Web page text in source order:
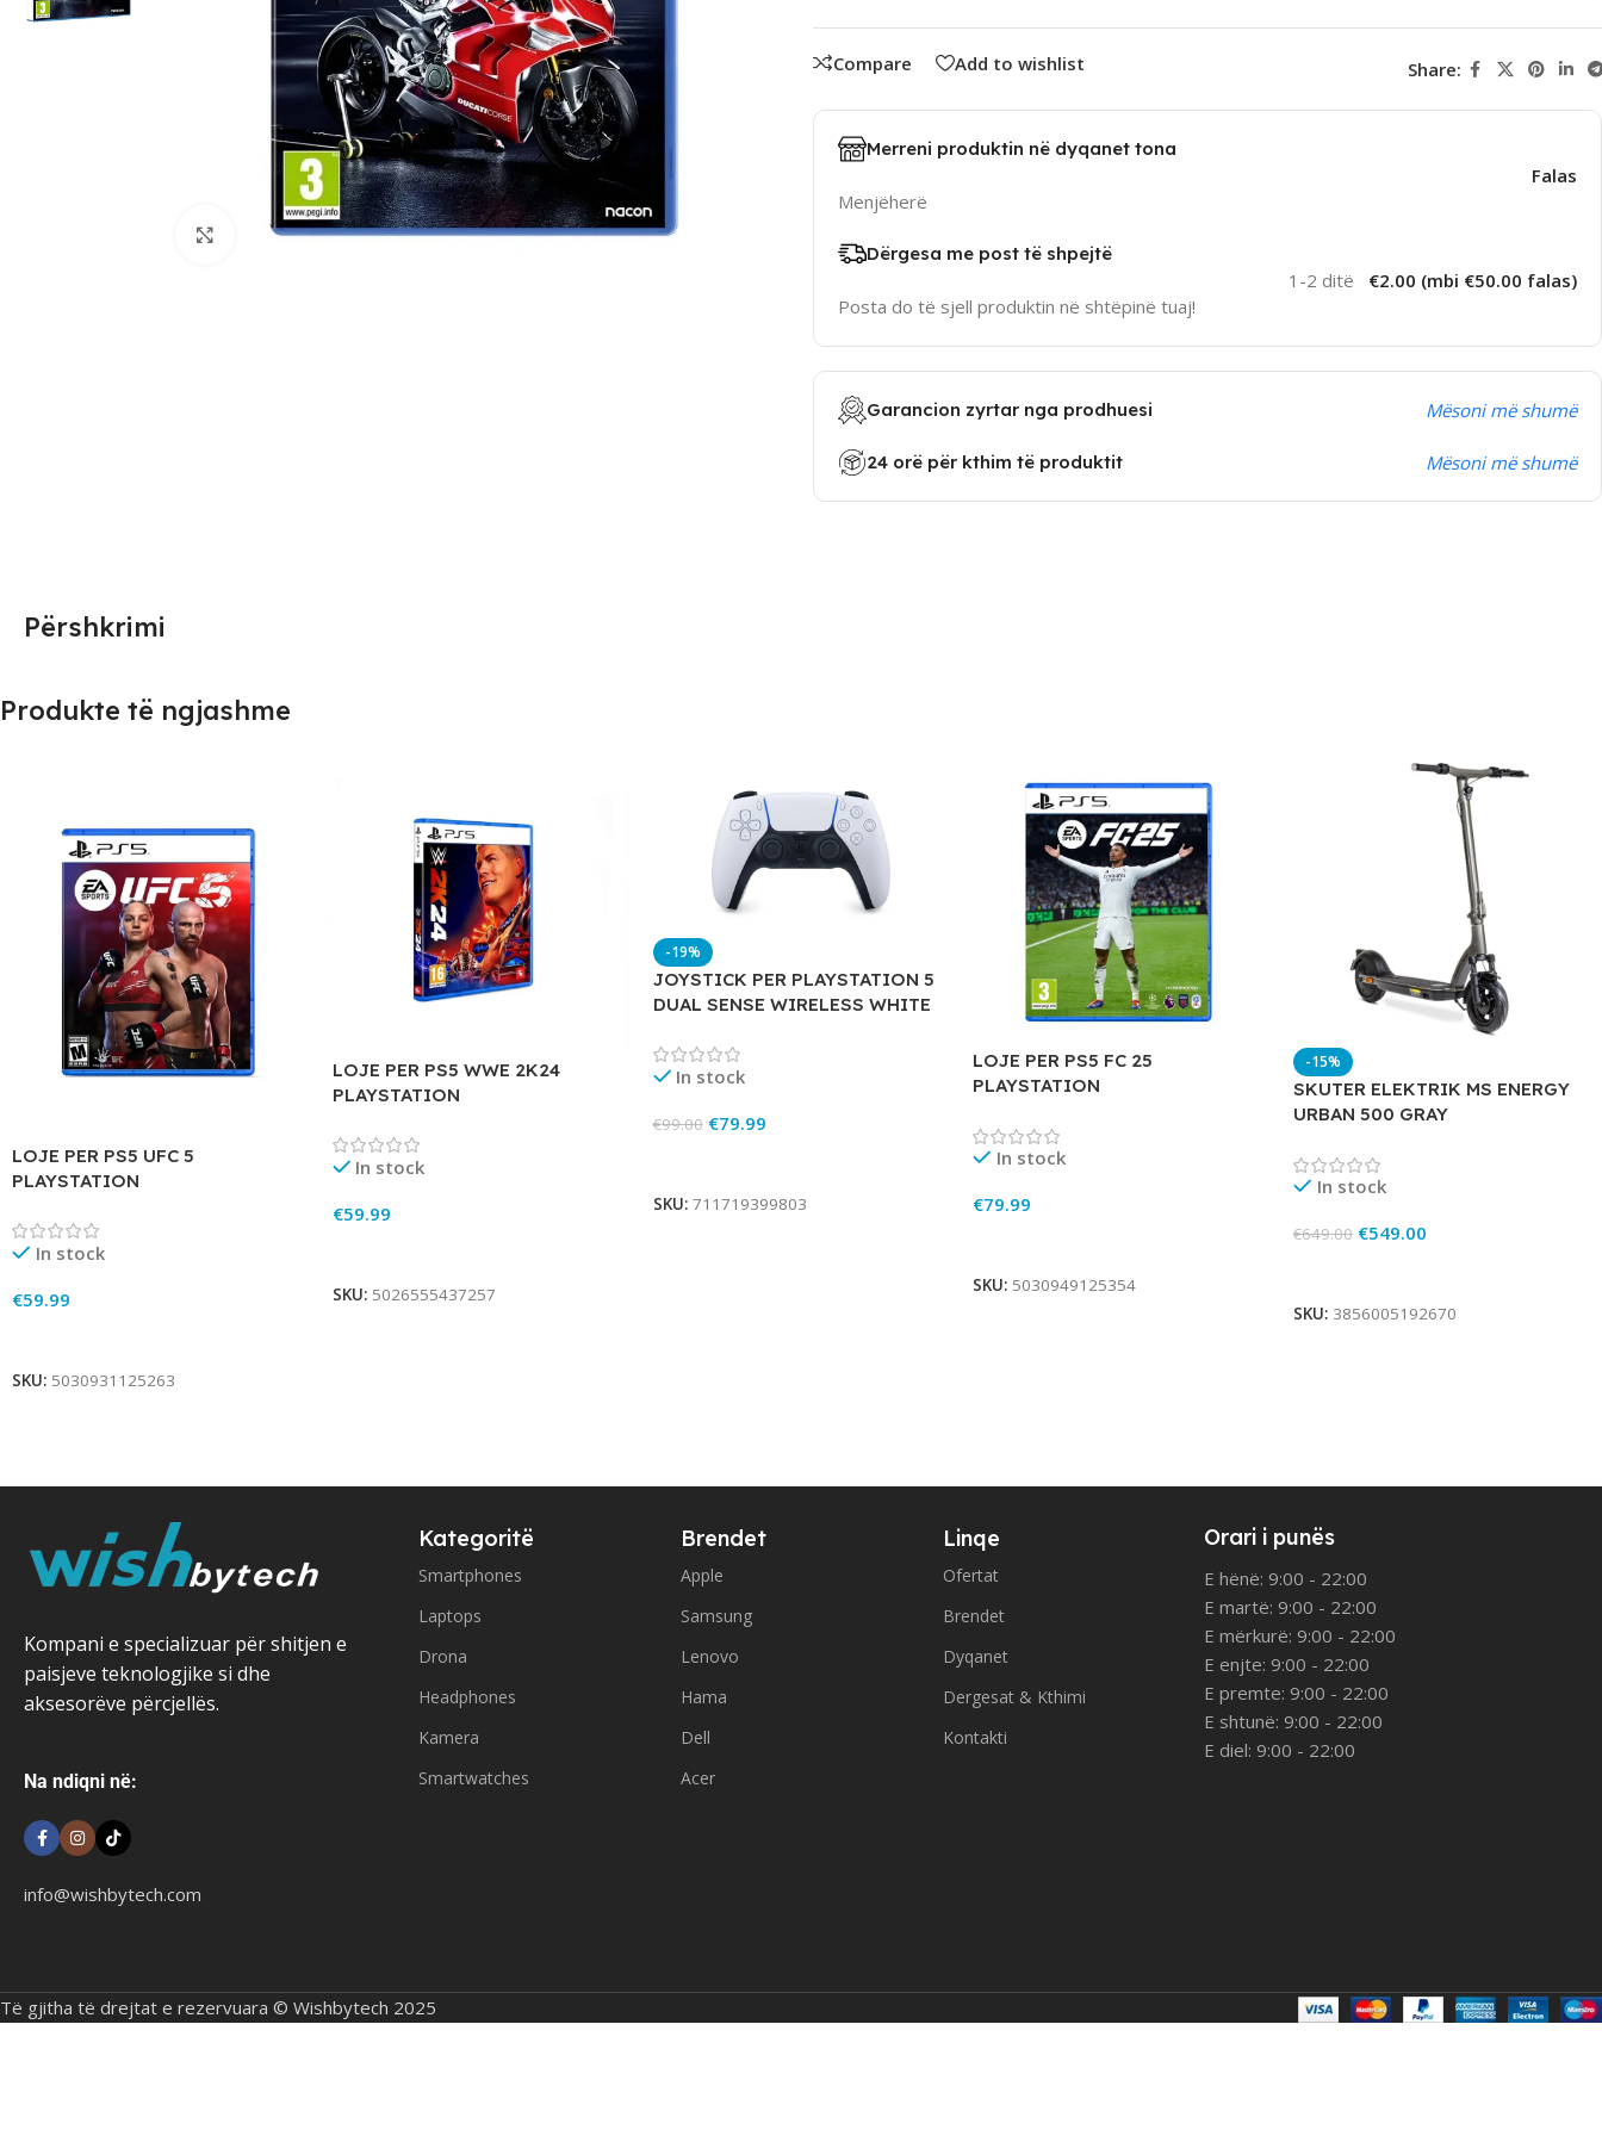
Click to enlarge
Compare Add to wishlist Share:
Merreni produktin në dyqanet tona
Menjëherë
Falas
Dërgesa me post të shpejtë
Posta do të sjell produktin në shtëpinë tuaj!
1-2 ditë €2.00 (mbi €50.00 falas)
Garancion zyrtar nga prodhuesi Mësoni më shumë
24 orë për kthim të produktit Mësoni më shumë
Përshkrimi
Produkte të ngjashme
LOJE PER PS5 UFC 5
PLAYSTATION
In stock
€59.99
SKU: 5030931125263
LOJE PER PS5 WWE 2K24
PLAYSTATION
In stock
€59.99
SKU: 5026555437257
-19%
JOYSTICK PER PLAYSTATION 5
DUAL SENSE WIRELESS WHITE
In stock
€99.00 €79.99
SKU: 711719399803
LOJE PER PS5 FC 25
PLAYSTATION
In stock
€79.99
SKU: 5030949125354
-15%
SKUTER ELEKTRIK MS ENERGY
URBAN 500 GRAY
In stock
€649.00 €549.00
SKU: 3856005192670
Kompani e specializuar për shitjen e
paisjeve teknologjike si dhe
aksesorëve përcjellës.
Na ndiqni në:
info@wishbytech.com
Kategoritë
Smartphones
Laptops
Drona
Headphones
Kamera
Smartwatches
Brendet
Apple
Samsung
Lenovo
Hama
Dell
Acer
Linqe
Ofertat
Brendet
Dyqanet
Dergesat & Kthimi
Kontakti
Orari i punës
E hënë: 9:00 - 22:00
E martë: 9:00 - 22:00
E mërkurë: 9:00 - 22:00
E enjte: 9:00 - 22:00
E premte: 9:00 - 22:00
E shtunë: 9:00 - 22:00
E diel: 9:00 - 22:00
Të gjitha të drejtat e rezervuara © Wishbytech 2025